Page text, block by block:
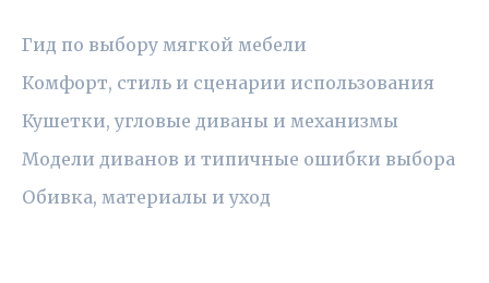
Гид по выбору мягкой мебели
Комфорт, стиль и сценарии использования
Кушетки, угловые диваны и механизмы
Модели диванов и типичные ошибки выбора
Обивка, материалы и уход